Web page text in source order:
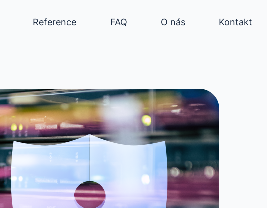
Reference FAQ O nás Kontakt